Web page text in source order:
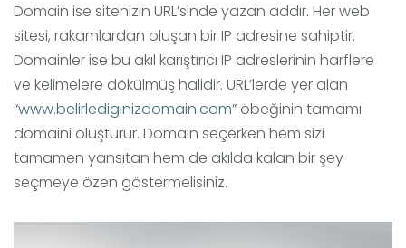
Domain ise sitenizin URL’sinde yazan addır. Her web
sitesi, rakamlardan oluşan bir IP adresine sahiptir.
Domainler ise bu akıl karıştırıcı IP adreslerinin harflere
ve kelimelere dökülmüş halidir. URL’lerde yer alan
“www.belirlediginizdomain.com” öbeğinin tamamı
domaini oluşturur. Domain seçerken hem sizi
tamamen yansıtan hem de akılda kalan bir şey
seçmeye özen göstermelisiniz.